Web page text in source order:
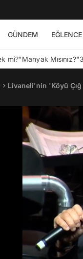
GÜNDEM EĞLENCE
mi?"Manyak Mısınız?"
Livaneli'nin 'Köyü